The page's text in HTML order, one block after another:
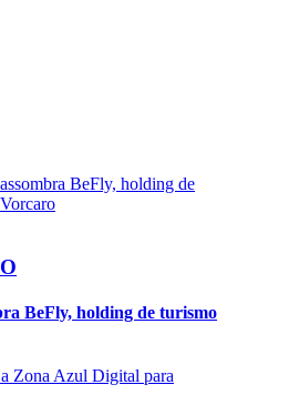
BeFly, holding de turismo